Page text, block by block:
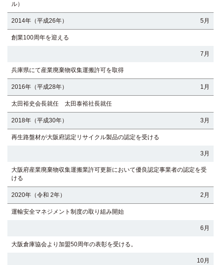
ル）
2014年（平成26年） 5月
創業100周年を迎える
7月
兵庫県にて産業廃棄物収集運搬許可を取得
2016年（平成28年） 1月
太田裕史会長就任 太田泰裕社長就任
2018年（平成30年） 3月
再生路盤材が大阪府認定リサイクル製品の認定を受ける
3月
大阪府産業廃棄物収集運搬業許可更新において優良認定事業者の認定を受
ける
2020年（令和 2年） 2月
運輸安全マネジメント制度の取り組み開始
6月
大阪倉庫協会より加盟50周年の表彰を受ける。
10月